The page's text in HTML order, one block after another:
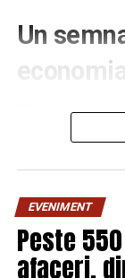
Un
Clasamentul
Management
analizate, cu
cea mai abruptă
află acum în
Bulgariei (56),
Slovacia.
EVENIMENT
Peste
afaceri,